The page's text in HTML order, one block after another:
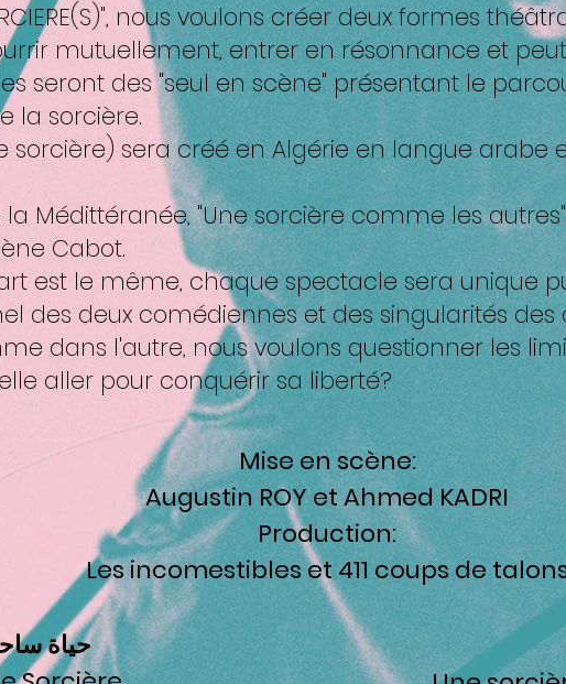
nous voulons créer deux formes
mutuellement, entrer en résonnance et
seront des "seul en scène" présentant le
la sorcière.
Médittéranée, "Une sorcière comme les
Cabot.
est le même, chaque spectacle sera unique
des deux comédiennes et des singularités des
dans l'autre, nous voulons questionner les
aller pour conquérir sa liberté?
Mise en scène:
Augustin ROY et Ahmed KADRI
Production:
Les incomestibleset 411 coups de
حياة